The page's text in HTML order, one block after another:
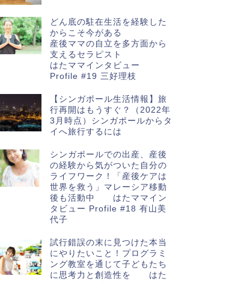
どん底の駐在生活を経験した
からこそ今がある
産後ママの自立を多方面から
支えるセラピスト
はたママインタビュー
Profile #19 三好理枝
【シンガポール生活情報】旅
行再開はもうすぐ？（2022年
3月時点）シンガポールからタ
イへ旅行するには
シンガポールでの出産、産後
の経験から気がついた自分の
ライフワーク！「産後ケアは
世界を救う」マレーシア移動
後も活動中 はたママイン
タビュー Profile #18 有山美
代子
試行錯誤の末に見つけた本当
にやりたいこと！プログラミ
ング教室を通じて子どもたち
に思考力と創造性を はた